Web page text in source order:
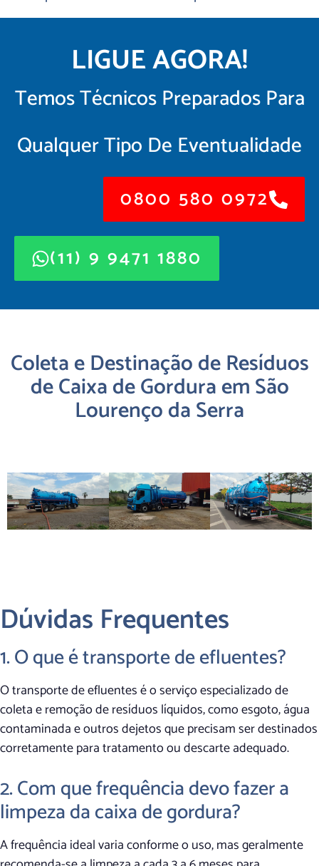
LIGUE AGORA!
Temos Técnicos Preparados Para
Qualquer Tipo De Eventualidade
0800 580 0972
(11) 9 9471 1880
Coleta e Destinação de Resíduos
de Caixa de Gordura em São
Lourenço da Serra
Dúvidas Frequentes
1. O que é transporte de efluentes?
O transporte de efluentes é o serviço especializado de
coleta e remoção de resíduos líquidos, como esgoto, água
contaminada e outros dejetos que precisam ser destinados
corretamente para tratamento ou descarte adequado.
2. Com que frequência devo fazer a
limpeza da caixa de gordura?
A frequência ideal varia conforme o uso, mas geralmente